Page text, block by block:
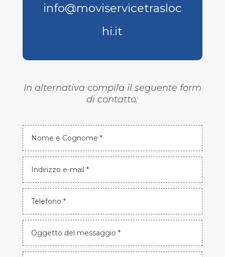
info@moviservicetrasloc
hi.it
In alternativa compila il seguente form
di contatto: